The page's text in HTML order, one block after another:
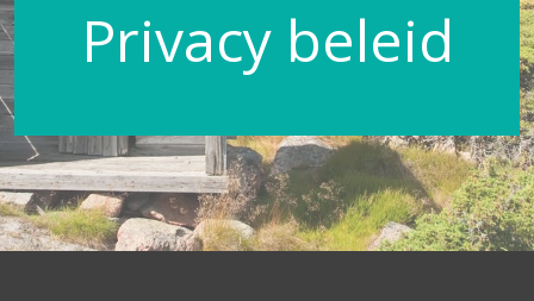
Privacy beleid